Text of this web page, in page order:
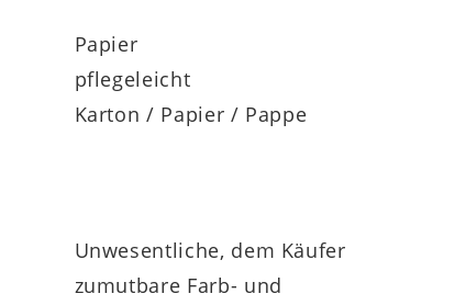
allen Varianten handelt es sich um
Papier
pflegeleicht
Karton / Papier / Pappe
Unwesentliche, dem Käufer
zumutbare Farb- und